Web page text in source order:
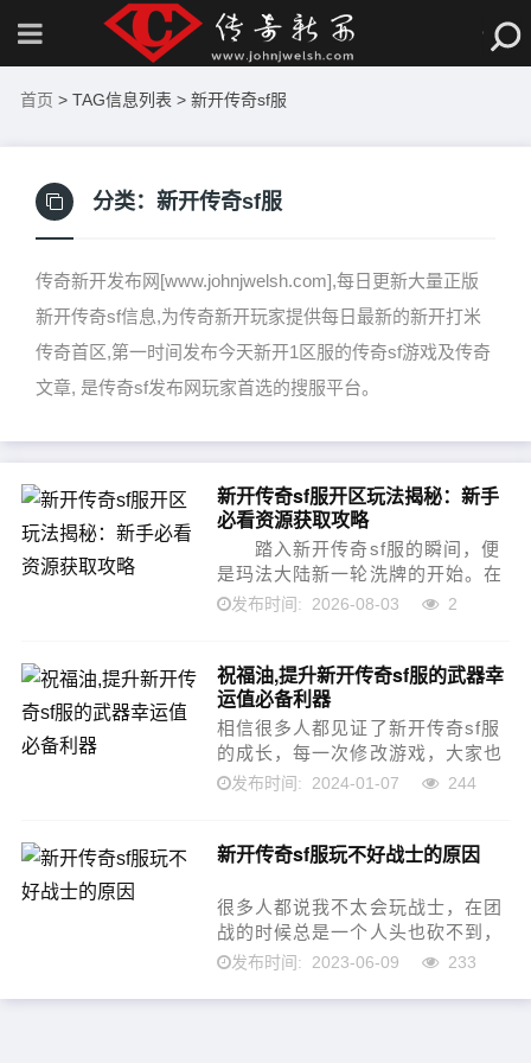
首页 > TAG信息列表 > 新开传奇sf服
分类： 新开传奇sf服
传奇新开发布网[www.johnjwelsh.com],每日更新大量正版
新开传奇sf信息,为传奇新开玩家提供每日最新的新开打米
传奇首区,第一时间发布今天新开1区服的传奇sf游戏及传奇
文章, 是传奇sf发布网玩家首选的搜服平台。
新开传奇sf服开区玩法揭秘：新手
必看资源获取攻略
踏入新开传奇sf服的瞬间，便
是玛法大陆新一轮洗牌的开始。在
这个快节奏、高收益的世界里，时
的时间内完成原始积...
发布时间: 2026-08-03 2
祝福油,提升新开传奇sf服的武器幸
运值必备利器
相信很多人都见证了新开传奇sf服
的成长，每一次修改游戏，大家也
都见证了不同的游戏数据提升，确
备，想要提升武器的性能，那么肯
发布时间: 2024-01-07 244
新开传奇sf服玩不好战士的原因
很多人都说我不太会玩战士，在团
战的时候总是一个人头也砍不到，
一场战斗下来也不知道自己在干什
发布时间: 2023-06-09 233